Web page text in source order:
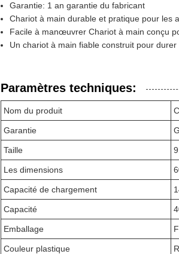
Garantie: 1 an garantie du fabricant
Chariot à main durable et pratique pour les
Facile à manœuvrer Chariot à main conçu
Un chariot à main fiable construit pour
Paramètres techniques:
Nom du produit
Garantie
Taille
Les dimensions
Capacité de chargement
Capacité
Emballage
Couleur plastique